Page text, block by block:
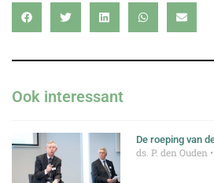
Ook interessant
De roeping van
ds. P. den Ouden